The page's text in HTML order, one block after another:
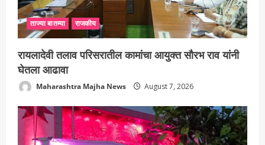
ताज्या बातम्या राजकीय
रायलादेवी तलाव परिसरातील कामांचा आयुक्त सौरभ राव यांनी
घेतला आढावा
Maharashtra Majha News August 7, 2026